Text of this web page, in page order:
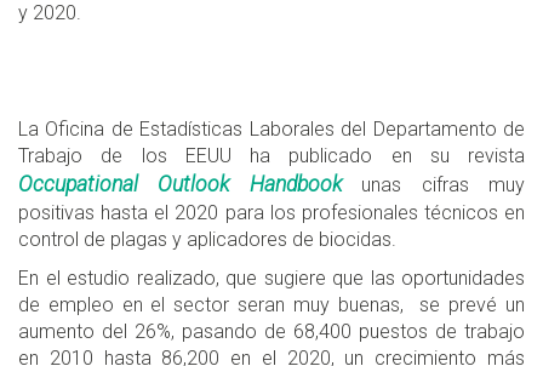
y 2020.
La Oficina de Estadísticas Laborales del Departamento de
Trabajo de los EEUU ha publicado en su revista
Occupational Outlook Handbookunas cifras muy
positivas hasta el 2020 para los profesionales técnicos en
control de plagas y aplicadores de biocidas.
En el estudio realizado, que sugiere que las oportunidades
de empleo en el sector seran muy buenas, se prevé un
aumento del 26%, pasando de 68,400 puestos de trabajo
en 2010 hasta 86,200 en el 2020, un crecimiento más